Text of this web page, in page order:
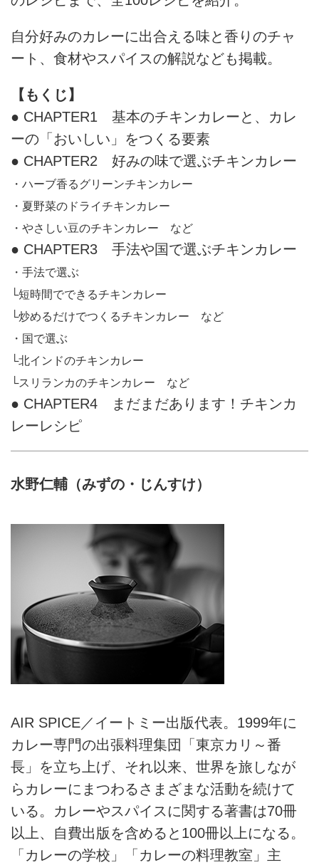
自分好みのカレーに出合える味と香りのチャ
ート、食材やスパイスの解説なども掲載。
【もくじ】
● CHAPTER1 基本のチキンカレーと、カレ
ーの「おいしい」をつくる要素
● CHAPTER2 好みの味で選ぶチキンカレー
・ハーブ香るグリーンチキンカレー
・夏野菜のドライチキンカレー
・やさしい豆のチキンカレー など
● CHAPTER3 手法や国で選ぶチキンカレー
・手法で選ぶ
└短時間でできるチキンカレー
└炒めるだけでつくるチキンカレー など
・国で選ぶ
└北インドのチキンカレー
└スリランカのチキンカレー など
● CHAPTER4 まだまだあります！チキンカ
レーレシピ
水野仁輔（みずの・じんすけ）
AIR SPICE／イートミー出版代表。1999年に
カレー専門の出張料理集団「東京カリ～番
長」を立ち上げ、それ以来、世界を旅しなが
らカレーにまつわるさまざまな活動を続けて
いる。カレーやスパイスに関する著書は70冊
以上、自費出版を含めると100冊以上になる。
「カレーの学校」「カレーの料理教室」主